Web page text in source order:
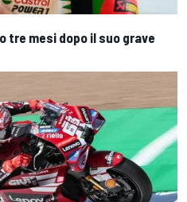
tre mesi dopo il suo grave